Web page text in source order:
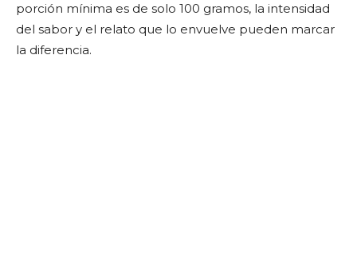
porción mínima es de solo 100 gramos, la intensidad
del sabor y el relato que lo envuelve pueden marcar
la diferencia.